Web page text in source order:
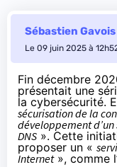
Sébastien Gavois
Le 09 juin 2025 à
Fin décembre
présentait une
la cybersécurité.
sécurisation de la
développement
DNS ». Cette
proposer un «
Internet», comme